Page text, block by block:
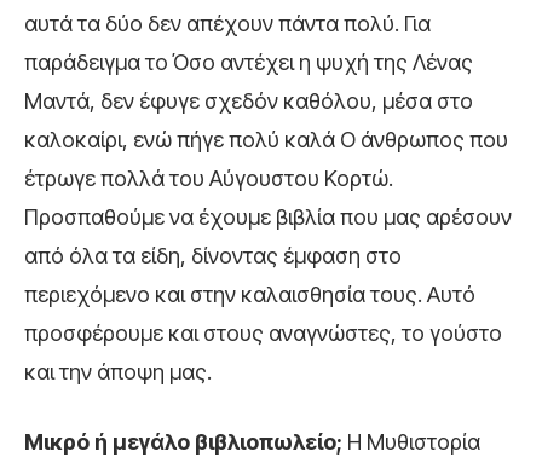
αυτά τα δύο δεν απέχουν πάντα πολύ. Για
παράδειγμα το Όσο αντέχει η ψυχή της Λένας
Μαντά, δεν έφυγε σχεδόν καθόλου, μέσα στο
καλοκαίρι, ενώ πήγε πολύ καλά Ο άνθρωπος που
έτρωγε πολλά του Αύγουστου Κορτώ.
Προσπαθούμε να έχουμε βιβλία που μας αρέσουν
από όλα τα είδη, δίνοντας έμφαση στο
περιεχόμενο και στην καλαισθησία τους. Αυτό
προσφέρουμε και στους αναγνώστες, το γούστο
και την άποψη μας.
Μικρό ή μεγάλο βιβλιοπωλείο; Η Μυθιστορία